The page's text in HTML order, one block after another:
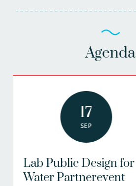
Agenda
17
SEP
Lab Public Design for
Water Partnerevent